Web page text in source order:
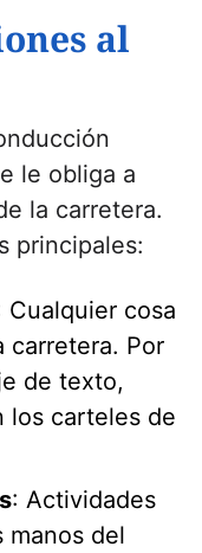
al
le obliga a
la carretera.
principales:
Cualquier cosa
carretera. Por
de texto,
los carteles de
: Actividades
manos del